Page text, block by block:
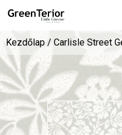
Kezdőlap / Carlisle Street